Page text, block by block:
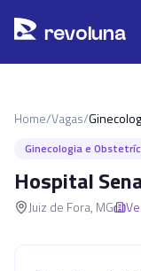
revoluna
Home/Vagas/
Ginecologia e
Hospital
Juiz de Fora, MG